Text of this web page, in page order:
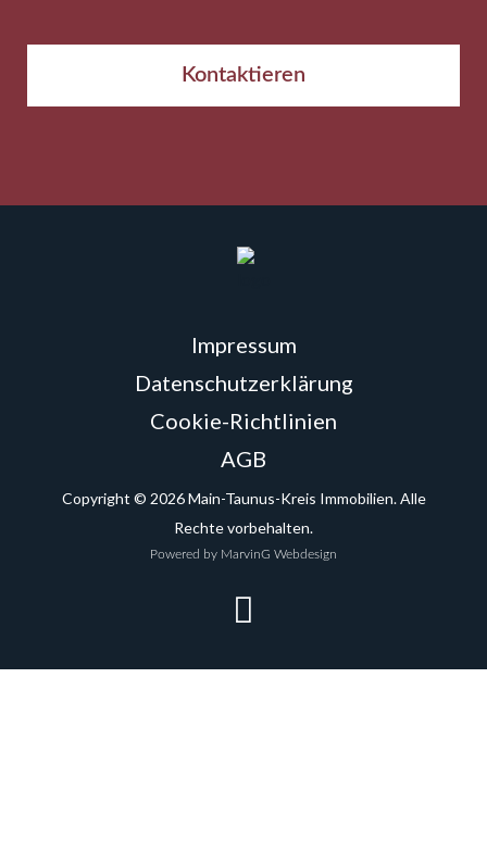
Kontaktieren
Impressum
Datenschutzerklärung
Cookie-Richtlinien
AGB
Copyright © 2026 Main-Taunus-Kreis Immobilien. Alle
Rechte vorbehalten.
Powered by MarvinG Webdesign
F
c